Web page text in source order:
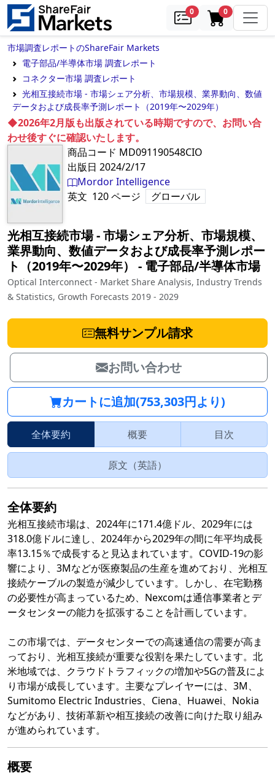
0samples0in cart
市場調査レポートのShareFair Markets
電子部品/半導体市場 調査レポート
コネクター市場 調査レポート
光相互接続市場 - 市場シェア分析、市場規模、業界動向、数値
データおよび成長率予測レポート（2019年〜2029年）
◆2026年2月版も出版されている時期ですので、お問い合
わせ後すぐに確認いたします。
商品コード MD091190548CIO
出版日 2024/2/17
Mordor Intelligence
英文 120ページ グローバル
光相互接続市場 - 市場シェア分析、市場規模、
業界動向、数値データおよび成長率予測レポー
ト（2019年〜2029年）
‐ 電子部品/半導体市場
Optical Interconnect - Market Share Analysis, Industry Trends
& Statistics, Growth Forecasts 2019 - 2029
無料サンプル請求
お問い合わせ
カートに追加(753,303円より)
全体要約 概要 目次
原文（英語）
全体要約
光相互接続市場は、2024年に171.4億ドル、2029年には
318.0億ドルに達し、2024年から2029年の間に年平均成長
率13.15％で成長すると見込まれています。COVID-19の影
響により、3Mなどが医療製品の生産を進めており、光相互
接続ケーブルの製造が減少しています。しかし、在宅勤務
の必要性が高まっているため、Nexcomは通信事業者とデ
ータセンターの能力を拡張することを計画しています。
この市場では、データセンターでの高速通信の需要が高ま
っており、光相互接続が重要な役割を果たしています。北
米地域では、クラウドトラフィックの増加や5Gの普及によ
り市場が成長しています。主要なプレイヤーには、3M、
Sumitomo Electric Industries、Ciena、Huawei、Nokia
などがあり、技術革新や相互接続の改善に向けた取り組み
が進められています。
概要